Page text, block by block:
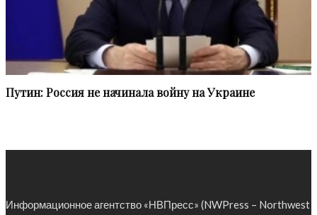
Путин: Россия не начинала войну на Украине
Информационное агентство «НВПресс» (NWPress – Northwest